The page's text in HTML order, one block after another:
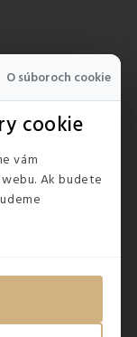
O súboroch cookie
cookie
vám
Ak budete